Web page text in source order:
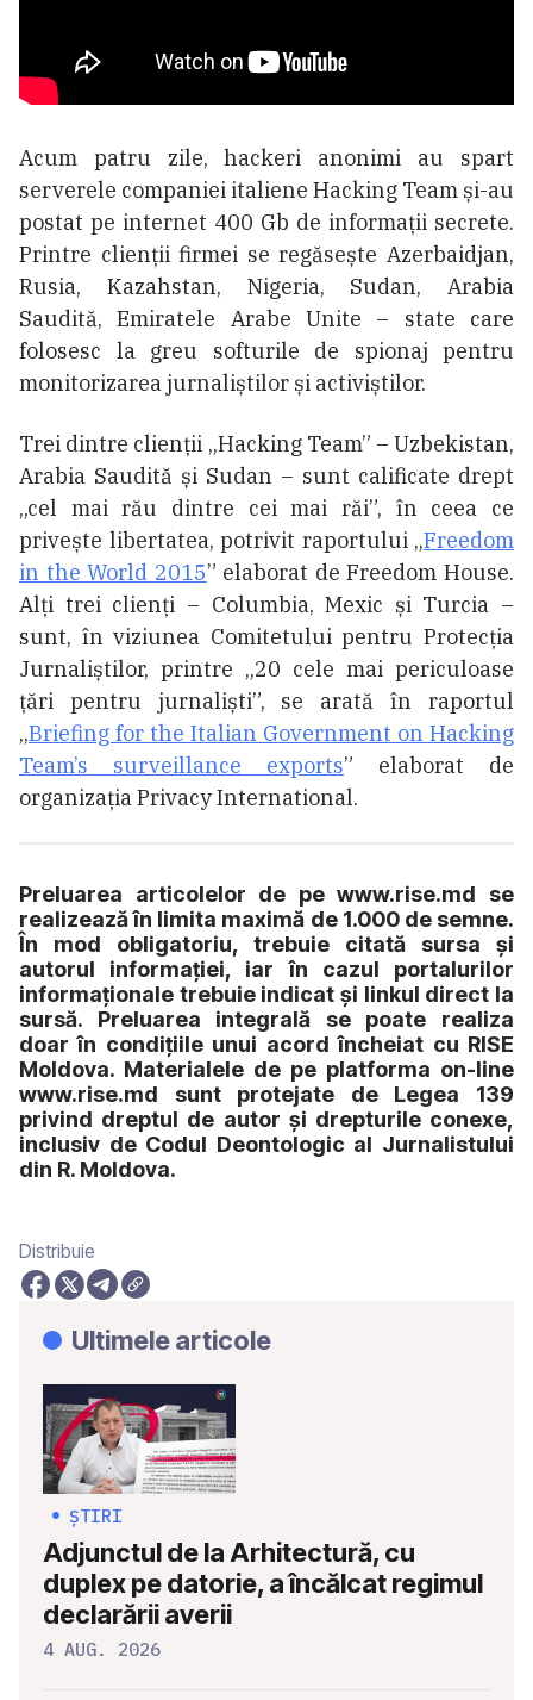
Acum patru zile, hackeri anonimi au spart
serverele companiei italiene Hacking Team și-au
postat pe internet 400 Gb de informații secrete.
Printre clienții firmei se regăsește Azerbaidjan,
Rusia, Kazahstan, Nigeria, Sudan, Arabia
Saudită, Emiratele Arabe Unite – state care
folosesc la greu softurile de spionaj pentru
monitorizarea jurnaliștilor și activiștilor.
Trei dintre clienții „Hacking Team” – Uzbekistan,
Arabia Saudită și Sudan – sunt calificate drept
„cel mai rău dintre cei mai răi”, în ceea ce
privește libertatea, potrivit raportului „Freedom
in the World 2015” elaborat de Freedom House.
Alți trei clienți – Columbia, Mexic și Turcia –
sunt, în viziunea Comitetului pentru Protecția
Jurnaliștilor, printre „20 cele mai periculoase
țări pentru jurnaliști”, se arată în raportul
„Briefing for the Italian Government on Hacking
Team’s surveillance exports” elaborat de
organizația Privacy International.
Preluarea articolelor de pe www.rise.md se
realizează în limita maximă de 1.000 de semne.
În mod obligatoriu, trebuie citată sursa și
autorul informației, iar în cazul portalurilor
informaționale trebuie indicat și linkul direct la
sursă. Preluarea integrală se poate realiza
doar în condițiile unui acord încheiat cu RISE
Moldova. Materialele de pe platforma on-line
www.rise.md sunt protejate de Legea 139
privind dreptul de autor și drepturile conexe,
inclusiv de Codul Deontologic al Jurnalistului
din R. Moldova.
Distribuie
Ultimele articole
ȘTIRI
Adjunctul de la Arhitectură, cu
duplex pe datorie, a încălcat regimul
declarării averii
4 AUG. 2026